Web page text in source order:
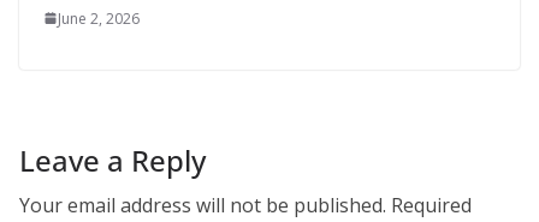
June 2, 2026
Leave a Reply
Your email address will not be published. Required